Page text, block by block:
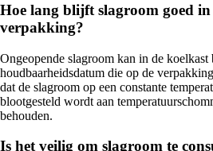
Hoe lang blijft slagroom goed in
verpakking?
Ongeopende slagroom kan in de
houdbaarheidsdatum die op de
dat de slagroom op een constante
blootgesteld wordt aan
behouden.
Is het veilig om slagroom te